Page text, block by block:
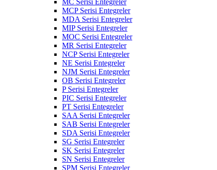
MC Serisi Entegreler
MCP Serisi Entegreler
MDA Serisi Entegreler
MIP Serisi Entegreler
MOC Serisi Entegreler
MR Serisi Entegreler
NCP Serisi Entegreler
NE Serisi Entegreler
NJM Serisi Entegreler
OB Serisi Entegreler
P Serisi Entegreler
PIC Serisi Entegreler
PT Serisi Entegreler
SAA Serisi Entegreler
SAB Serisi Entegreler
SDA Serisi Entegreler
SG Serisi Entegreler
SK Serisi Entegreler
SN Serisi Entegreler
SPM Serisi Entegreler